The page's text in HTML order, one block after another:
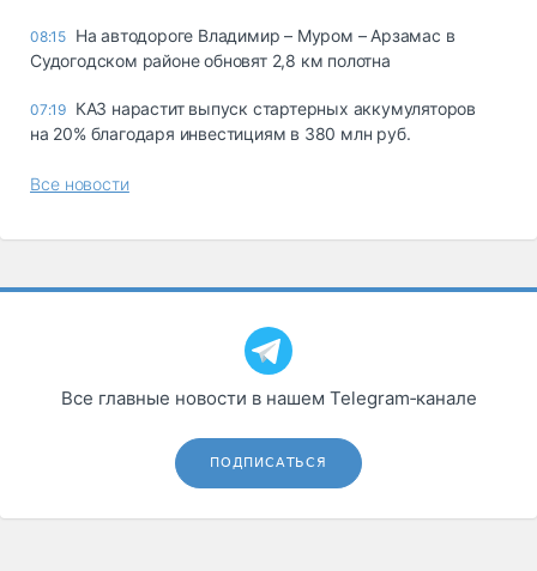
08:15 На автодороге Владимир – Муром – Арзамас в
Судогодском районе обновят 2,8 км полотна
07:19 КАЗ нарастит выпуск стартерных аккумуляторов
на 20% благодаря инвестициям в 380 млн руб.
Все новости
Все главные новости в нашем Telegram‑канале
ПОДПИСАТЬСЯ